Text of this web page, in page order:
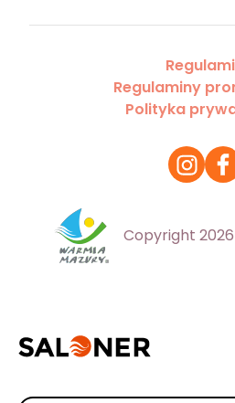
Regulaminy
Polityka
Copyright 2026